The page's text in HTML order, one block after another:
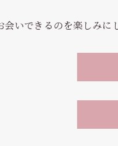
いできるのを楽しみに